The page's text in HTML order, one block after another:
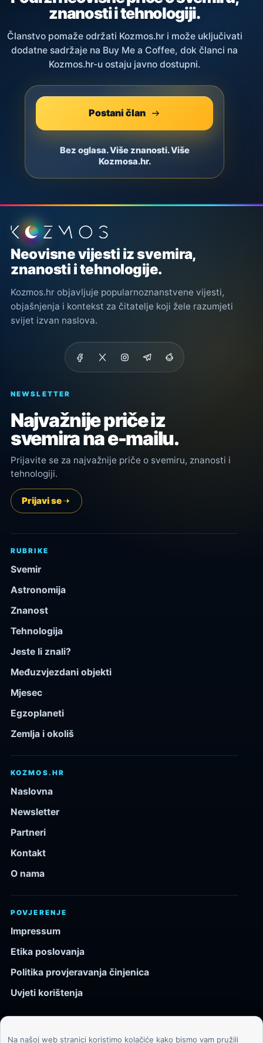
znanosti i tehnologiji.
Članstvo pomaže održati Kozmos.hr i može uključivati
dodatne sadržaje na Buy Me a Coffee, dok članci na
Kozmos.hr-u ostaju javno dostupni.
Postani član
Bez oglasa. Više znanosti. Više
Kozmosa.hr.
Podnožje stranice
Neovisne vijesti iz svemira,
znanosti i tehnologije.
Kozmos.hr objavljuje popularnoznanstvene vijesti,
objašnjenja i kontekst za čitatelje koji žele razumjeti
svijet izvan naslova.
NEWSLETTER
Najvažnije priče iz
svemira na e-mailu.
Prijavite se za najvažnije priče o svemiru, znanosti i
tehnologiji.
Prijavi se
RUBRIKE
Svemir
Astronomija
Znanost
Tehnologija
Jeste li znali?
Međuzvjezdani objekti
Mjesec
Egzoplaneti
Zemlja i okoliš
KOZMOS.HR
Naslovna
Newsletter
Partneri
Kontakt
O nama
POVJERENJE
Impressum
Etika poslovanja
Politika provjeravanja činjenica
Uvjeti korištenja
Na našoj web stranici koristimo kolačiće kako bismo vam pružili